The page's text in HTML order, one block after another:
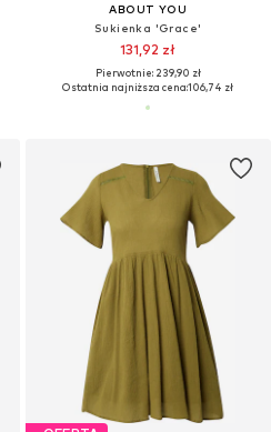
ABOUT YOU
Sukienka 'Grace'
131,92 zł
Pierwotnie: 239,90 zł
Ostatnia najniższa cena:106,74 zł